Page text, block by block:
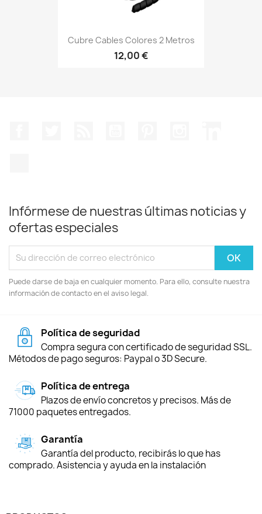
Cubre Cables Colores 2 Metros
12,00 €
Infórmese de nuestras últimas noticias y
ofertas especiales
Puede darse de baja en cualquier momento. Para ello, consulte nuestra
información de contacto en el aviso legal.
Política de seguridad
Compra segura con certificado de seguridad SSL.
Métodos de pago seguros: Paypal o 3D Secure.
Política de entrega
Plazos de envío concretos y precisos. Más de
71000 paquetes entregados.
Garantía
Garantía del producto, recibirás lo que has
comprado. Asistencia y ayuda en la instalación